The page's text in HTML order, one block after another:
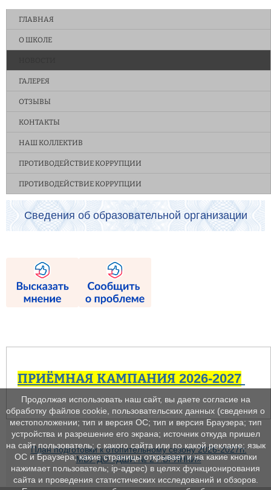
ГЛАВНАЯ
О ШКОЛЕ
ГАЛЕРЕЯ
ОТЗЫВЫ
КОНТАКТЫ
НАШ КОЛЛЕКТИВ
ПРОТИВОДЕЙСТВИЕ КОРРУПЦИИ
ПРОТИВОДЕЙСТВИЕ КОРРУПЦИИ
Сведения об образовательной организации
ПРИЁМНАЯ КАМПАНИЯ 2026-2027
План подготовки к отопительному сезону 2026-2027гг.
МБУ ДО «ДШИ № 2 Г.БРЯНКИ»
Продолжая использовать наш сайт, вы даете согласие на
обработку файлов cookie, пользовательских данных (сведения о
местоположении; тип и версия ОС; тип и версия Браузера; тип
устройства и разрешение его экрана; источник откуда пришел
на сайт пользователь; с какого сайта или по какой рекламе; язык
ОС и Браузера; какие страницы открывает и на какие кнопки
нажимает пользователь; ip-адрес) в целях функционирования
сайта и проведения статистических исследований и обзоров.